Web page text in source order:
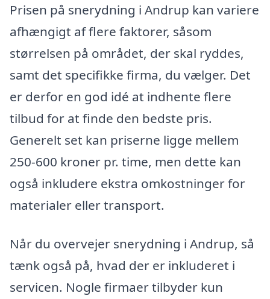
Prisen på snerydning i Andrup kan variere
afhængigt af flere faktorer, såsom
størrelsen på området, der skal ryddes,
samt det specifikke firma, du vælger. Det
er derfor en god idé at indhente flere
tilbud for at finde den bedste pris.
Generelt set kan priserne ligge mellem
250-600 kroner pr. time, men dette kan
også inkludere ekstra omkostninger for
materialer eller transport.
Når du overvejer snerydning i Andrup, så
tænk også på, hvad der er inkluderet i
servicen. Nogle firmaer tilbyder kun